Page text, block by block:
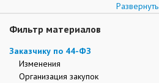
Развернуть
Фильтр материалов
Заказчику по 44-ФЗ
Изменения
Организация закупок